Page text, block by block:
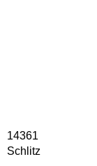
14361
Schlitz